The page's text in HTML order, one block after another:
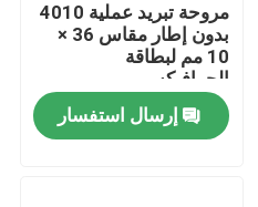
منزل
المنتجات
مروحة تبريد عملية 4010
بدون إطار مقاس 36 ×
10 مم لبطاقة
الجرافيكس
إرسال استفسار